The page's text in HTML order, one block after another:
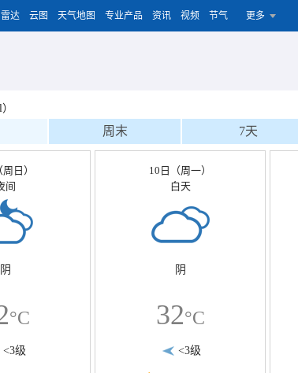
雷达 云图 天气地图 专业产品 资讯 视频 节气 更多
周末 7天
日）
间
阴
°C
<3级
10日（周一）
白天
阴
32°C
<3级